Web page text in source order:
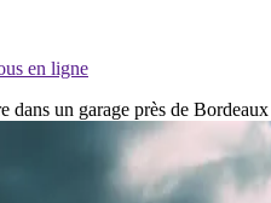
en ligne
dans un garage près de Bordeaux